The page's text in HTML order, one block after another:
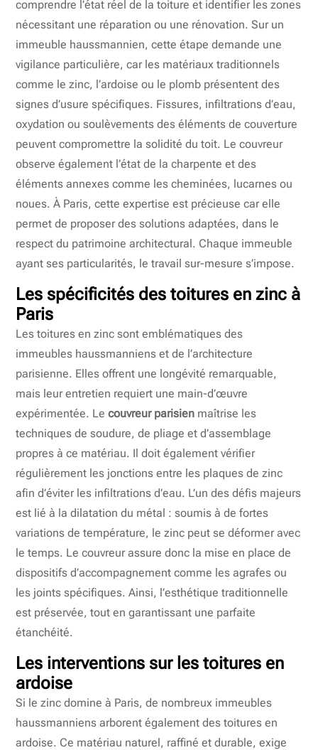
comprendre l’état réel de la toiture et identifier les zones
nécessitant une réparation ou une rénovation. Sur un
immeuble haussmannien, cette étape demande une
vigilance particulière, car les matériaux traditionnels
comme le zinc, l’ardoise ou le plomb présentent des
signes d’usure spécifiques. Fissures, infiltrations d’eau,
oxydation ou soulèvements des éléments de couverture
peuvent compromettre la solidité du toit. Le couvreur
observe également l’état de la charpente et des
éléments annexes comme les cheminées, lucarnes ou
noues. À Paris, cette expertise est précieuse car elle
permet de proposer des solutions adaptées, dans le
respect du patrimoine architectural. Chaque immeuble
ayant ses particularités, le travail sur-mesure s’impose.
Les spécificités des toitures en zinc à
Paris
Les toitures en zinc sont emblématiques des
immeubles haussmanniens et de l’architecture
parisienne. Elles offrent une longévité remarquable,
mais leur entretien requiert une main-d’œuvre
expérimentée. Lecouvreur parisien maîtrise les
techniques de soudure, de pliage et d’assemblage
propres à ce matériau. Il doit également vérifier
régulièrement les jonctions entre les plaques de zinc
afin d’éviter les infiltrations d’eau. L’un des défis majeurs
est lié à la dilatation du métal : soumis à de fortes
variations de température, le zinc peut se déformer avec
le temps. Le couvreur assure donc la mise en place de
dispositifs d’accompagnement comme les agrafes ou
les joints spécifiques. Ainsi, l’esthétique traditionnelle
est préservée, tout en garantissant une parfaite
étanchéité.
Les interventions sur les toitures en
ardoise
Si le zinc domine à Paris, de nombreux immeubles
haussmanniens arborent également des toitures en
ardoise. Ce matériau naturel, raffiné et durable, exige